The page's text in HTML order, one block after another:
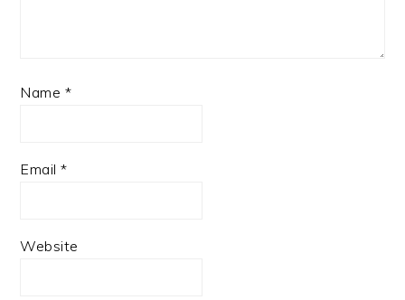
Name *
Email*
Website